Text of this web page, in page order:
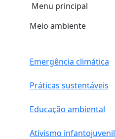
Menu principal
Meio ambiente
Emergência climática
Práticas sustentáveis
Educação ambiental
Ativismo infantojuvenil